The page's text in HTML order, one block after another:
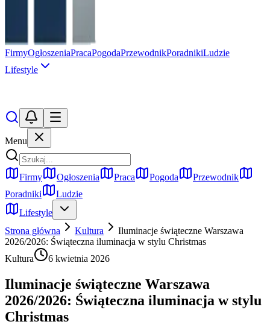
FirmyOgłoszeniaPracaPogodaPrzewodnikPoradnikiLudzie
Lifestyle
Menu
Firmy Ogłoszenia Praca Pogoda
Przewodnik
Poradniki
Ludzie
Lifestyle
Strona główna
Kultura
Iluminacje świąteczne Warszawa
2026/2026: Świąteczna iluminacja w stylu Christmas
Kultura
6 kwietnia 2026
Iluminacje świąteczne Warszawa
2026/2026: Świąteczna iluminacja w stylu
Christmas